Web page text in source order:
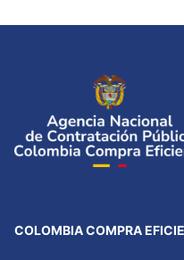
COLOMBIA COMPRA